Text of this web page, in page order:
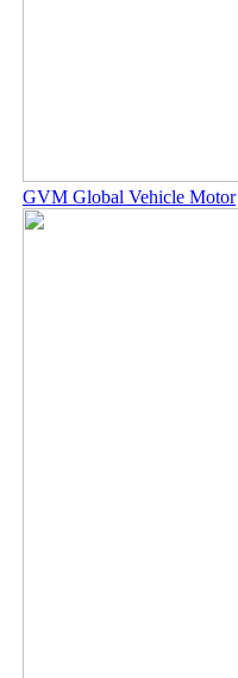
GVM Global Vehicle Motor